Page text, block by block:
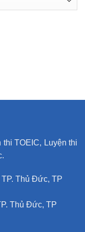
thi TOEIC, Luyện thi
Thủ Đức, TP
Thủ Đức, TP